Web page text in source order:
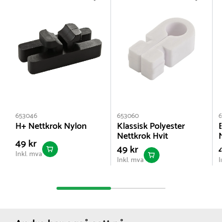
653046
H+ Nettkrok Nylon
49 kr
Inkl. mva
653060
Klassisk Polyester
Nettkrok Hvit
49 kr
Inkl. mva